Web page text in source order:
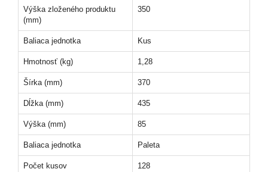
Výška zloženého produktu
(mm)
350
Baliaca jednotka Kus
Hmotnosť (kg) 1,28
Šírka (mm) 370
Dĺžka (mm) 435
Výška (mm) 85
Baliaca jednotka Paleta
Počet kusov 128